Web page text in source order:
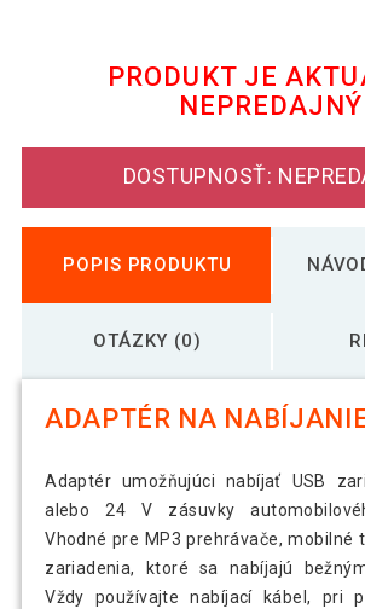
PRODUKT JE
NEPREDAJNÝ
DOSTUPNOSŤ:
POPIS PRODUKTU
OTÁZKY (0)
ADAPTÉR NA
Adaptér umožňujúci nabíjať USB
alebo 24 V zásuvky
Vhodné pre MP3 prehrávače, mobilné
zariadenia, ktoré sa nabíjajú
Vždy používajte nabíjací kábel, pri